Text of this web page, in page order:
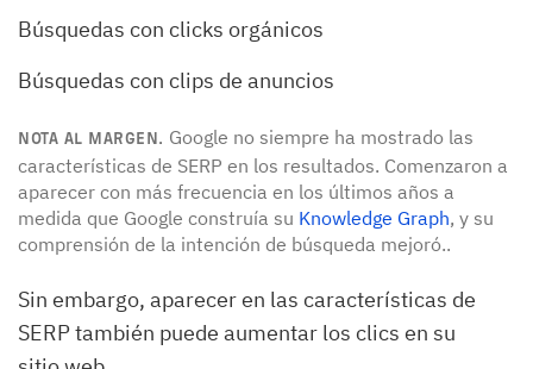
Búsquedas con clicks orgánicos
Búsquedas con clips de anuncios
NOTA AL MARGEN. Google no siempre ha mostrado las
características de SERP en los resultados. Comenzaron a
aparecer con más frecuencia en los últimos años a
medida que Google construía su Knowledge Graph, y su
comprensión de la intención de búsqueda mejoró..
Sin embargo, aparecer en las características de
SERP también puede aumentar los clics en su